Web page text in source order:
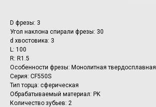
D фрезы: 3
Угол наклона спирали фрезы: 30
d хвостовика: 3
L: 100
R: R1.5
Особенности фрезы: Монолитная твердосплавная
Серия: CF550S
Тип торца: сферическая
Обрабатываемый материал: PK
Количество зубьев: 2